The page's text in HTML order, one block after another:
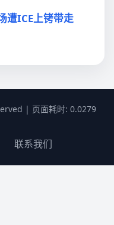
遭ICE上铐带走
| 页面耗时: 0.0279
联系我们